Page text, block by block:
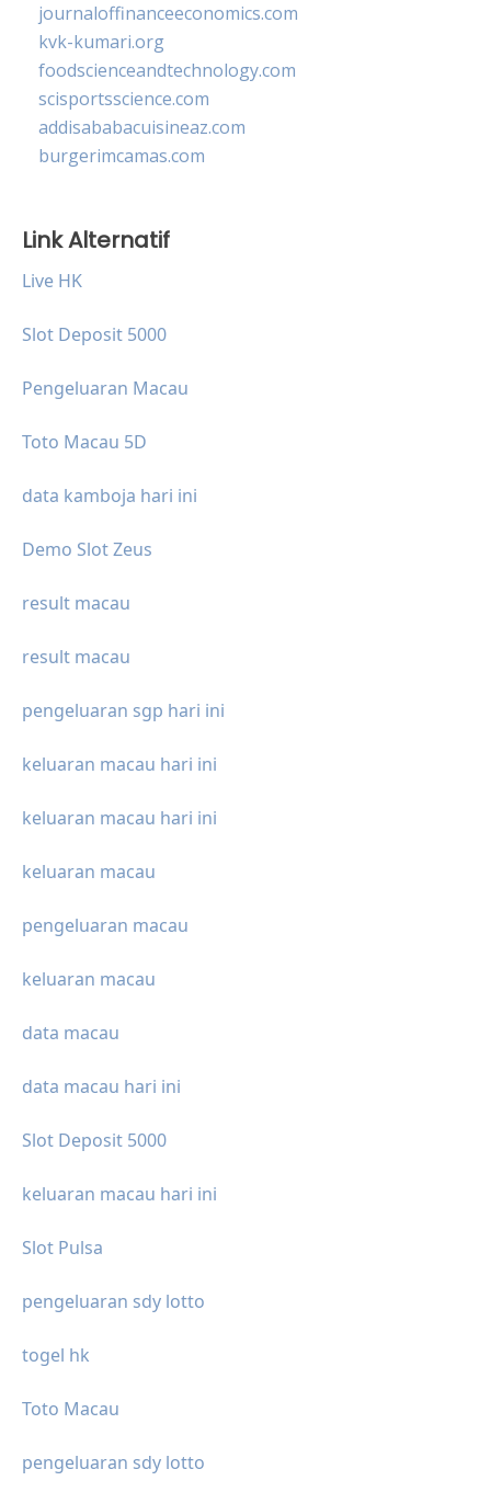
journaloffinanceeconomics.com
kvk-kumari.org
foodscienceandtechnology.com
scisportsscience.com
addisababacuisineaz.com
burgerimcamas.com
Link Alternatif
Live HK
Slot Deposit 5000
Pengeluaran Macau
Toto Macau 5D
data kamboja hari ini
Demo Slot Zeus
result macau
result macau
pengeluaran sgp hari ini
keluaran macau hari ini
keluaran macau hari ini
keluaran macau
pengeluaran macau
keluaran macau
data macau
data macau hari ini
Slot Deposit 5000
keluaran macau hari ini
Slot Pulsa
pengeluaran sdy lotto
togel hk
Toto Macau
pengeluaran sdy lotto